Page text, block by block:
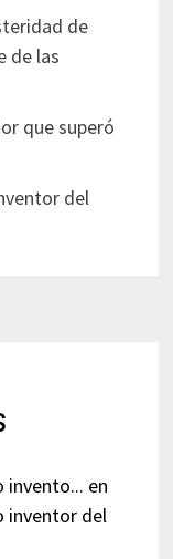
de
de las
que superó
del
invento... en
inventor del